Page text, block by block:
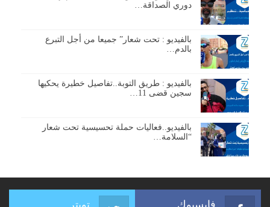
دوري الصداقة…
بالفيديو : تحت شعار” جميعا من أجل التبرع
بالدم…
بالفيديو : طريق التوبة..تفاصيل خطيرة يحكيها
سجين قضى 11…
بالفيديو..فعاليات حملة تحسيسية تحت شعار
“السلامة…